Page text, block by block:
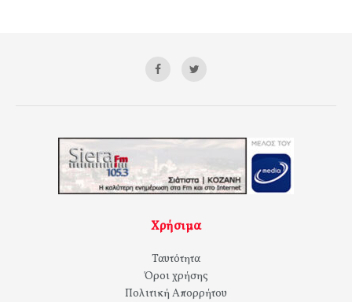
Χρήσιμα
Ταυτότητα
Όροι χρήσης
Πολιτική Απορρήτου